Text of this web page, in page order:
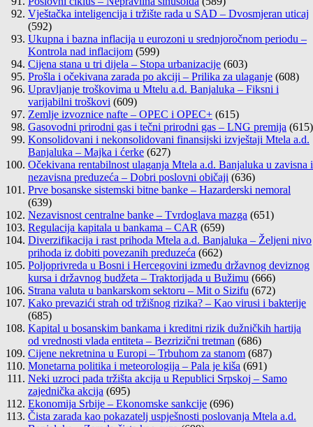
Vještačka inteligencija i tržište rada u SAD – Dvosmjeran uticaj
(592)
Ukupna i bazna inflacija u eurozoni u srednjoročnom periodu –
Kontrola nad inflacijom (599)
Cijena stana u tri dijela – Stopa urbanizacije (603)
Prošla i očekivana zarada po akciji – Prilika za ulaganje (608)
Upravljanje troškovima u Mtelu a.d. Banjaluka – Fiksni i
varijabilni troškovi (609)
Zemlje izvoznice nafte – OPEC i OPEC+ (615)
Gasovodni prirodni gas i tečni prirodni gas – LNG premija (615)
Konsolidovani i nekonsolidovani finansijski izvještaji Mtela a.d.
Banjaluka – Majka i ćerke (627)
Očekivana rentabilnost ulaganja Mtela a.d. Banjaluka u zavisna i
nezavisna preduzeća – Dobri poslovni običaji (636)
Prve bosanske sistemski bitne banke – Hazarderski nemoral
(639)
Nezavisnost centralne banke – Tvrdoglava mazga (651)
Regulacija kapitala u bankama – CAR (659)
Diverzifikacija i rast prihoda Mtela a.d. Banjaluka – Željeni nivo
prihoda iz dobiti povezanih preduzeća (662)
Poljoprivreda u Bosni i Hercegovini između državnog deviznog
kursa i državnog budžeta – Traktorijada u Bužimu (666)
Strana valuta u bankarskom sektoru – Mit o Sizifu (672)
Kako prevazići strah od tržišnog rizika? – Kao virusi i bakterije
(685)
Kapital u bosanskim bankama i kreditni rizik dužničkih hartija
od vrednosti vlada entiteta – Bezrizični tretman (686)
Cijene nekretnina u Europi – Trbuhom za stanom (687)
Monetarna politika i meteorologija – Pala je kiša (691)
Neki uzroci pada tržišta akcija u Republici Srpskoj – Samo
zajednička akcija (695)
Ekonomija Srbije – Ekonomske sankcije (696)
Čista zarada kao pokazatelj uspješnosti poslovanja Mtela a.d.